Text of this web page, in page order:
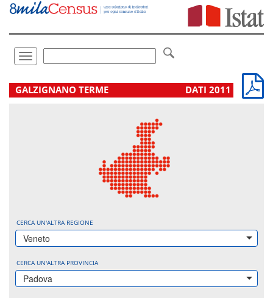
Vai
direttamente
Toggle
navigation
.
GALZIGNANO TERME DATI 2011
CERCA UN'ALTRA REGIONE
Veneto
CERCA UN'ALTRA PROVINCIA
Padova